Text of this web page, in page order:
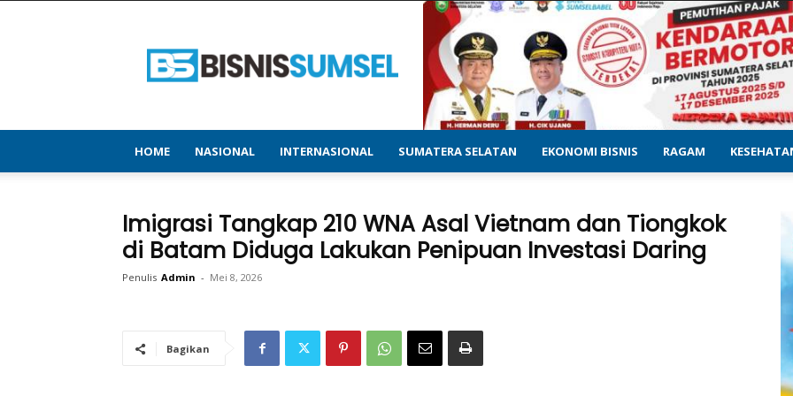
–
Menyajikan
&
Terupdate
HOME NASIONAL INTERNASIONAL SUMATERA SELATAN EKONOMI BISNIS RAGAM
Imigrasi Tangkap 210 WNA Asal Vietnam dan Tiongkok
di Batam Diduga Lakukan Penipuan Investasi Daring
Penulis Admin - Mei 8, 2026
Bagikan